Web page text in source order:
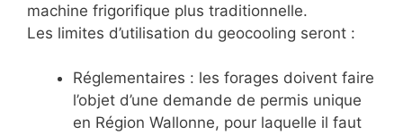
machine frigorifique plus traditionnelle.
Les limites d’utilisation du geocooling seront :
Réglementaires : les forages doivent faire
l’objet d’une demande de permis unique
en Région Wallonne, pour laquelle il faut